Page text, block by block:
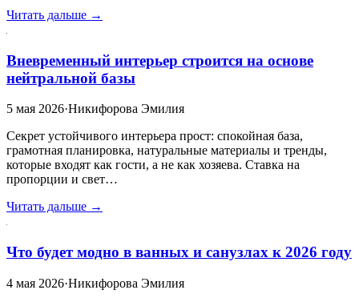
Читать дальше →
Вневременный интерьер строится на основе
нейтральной базы
5 мая 2026·Никифорова Эмилия
Секрет устойчивого интерьера прост: спокойная база,
грамотная планировка, натуральные материалы и тренды,
которые входят как гости, а не как хозяева. Ставка на
пропорции и свет…
Читать дальше →
Что будет модно в ванных и санузлах к 2026 году
4 мая 2026·Никифорова Эмилия